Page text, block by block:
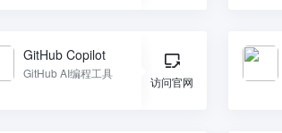
GitHub Copilot
GitHub AI编程工具
访问官网